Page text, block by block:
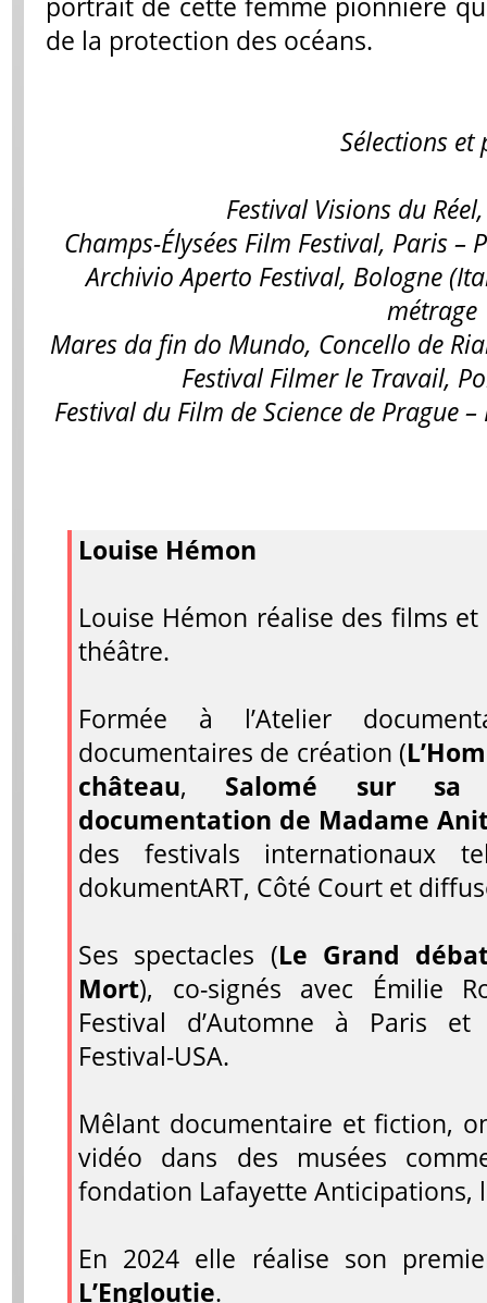
portrait de cette femme pionnière
de la protection des océans.
Sélections et
Festival Visions du
Champs-Élysées Film Festival, Paris
Archivio Aperto Festival, Bologne
métrage
Mares da fin do Mundo, Concello de
Festival Filmer le Travail,
Festival du Film de Science de Prague
Louise Hémon
Louise Hémon réalise des films
théâtre.
Formée à l’Atelier
documentaires de création (
château, Salomé sur sa
documentation de Madame
des festivals internationaux
dokumentART, Côté Court et
Ses spectacles (Le Grand
Mort), co-signés avec Émilie
Festival d’Automne à Paris et
Festival-USA.
Mêlant documentaire et fiction,
vidéo dans des musées
fondation Lafayette Anticipations,
En 2024 elle réalise son
L’Engloutie.